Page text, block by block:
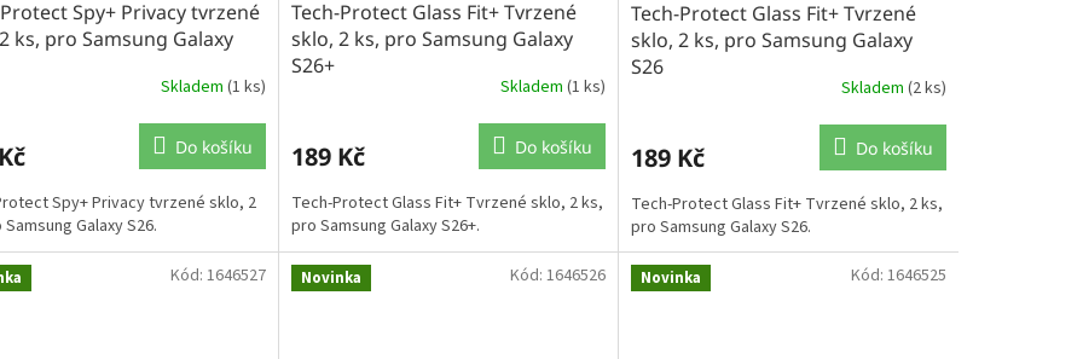
Spy+ Privacy tvrzené
ks, pro Samsung Galaxy
Skladem (1 ks)
Do košíku
Spy+ Privacy tvrzené sklo, 2
Galaxy S26.
Tech-Protect Glass Fit+ Tvrzené
sklo, 2 ks, pro Samsung Galaxy
S26+
Skladem (1 ks)
189 Kč Do košíku
Tech-Protect Glass Fit+ Tvrzené sklo, 2 ks,
pro Samsung Galaxy S26+.
Tech-Protect Glass Fit+ Tvrzené
sklo, 2 ks, pro Samsung Galaxy
S26
Skladem (2 ks)
189 Kč Do košíku
Tech-Protect Glass Fit+ Tvrzené sklo, 2 ks,
pro Samsung Galaxy S26.
Kód: 1646527 Novinka Kód: 1646526 Novinka Kód: 1646525